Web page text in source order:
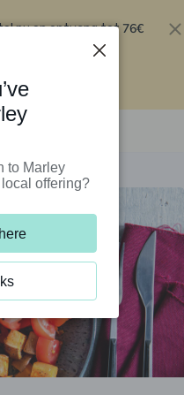
nu en ontvang tot 76€
to Marley
offering?